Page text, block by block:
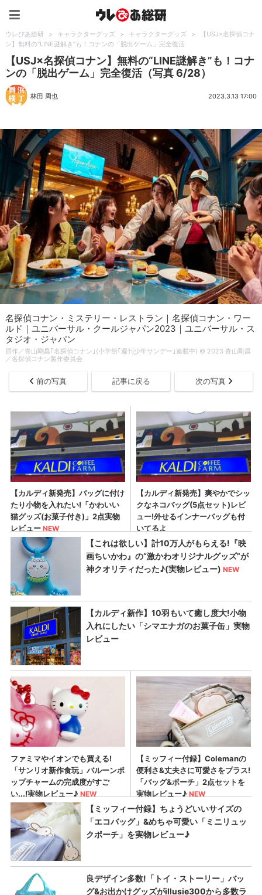
ウレぴあ総研 > キャラクターグッズ > キャラクターグッズ >
【USJ×名探偵コナ
ン】無料の“LINE謎解き”も！コナンの「脱出ゲーム」完全復活
【USJ×名探偵コナン】無料の“LINE謎解き”も！コナ
ンの「脱出ゲーム」完全復活（写真 6/28）
林田 周也 2023.3.13 17:00
名探偵コナン・ミステリー・レストラン｜名探偵コナン・ワー
ルド｜ユニバーサル・クールジャパン2023｜ユニバーサル・ス
タジオ・ジャパン
原作／青山剛昌｢名探偵コナン｣(小学館｢週刊少年サンデー｣連載中) © 2023 青山剛昌
／名探偵コナン製作委員会
前の写真 記事に戻る 次の写真